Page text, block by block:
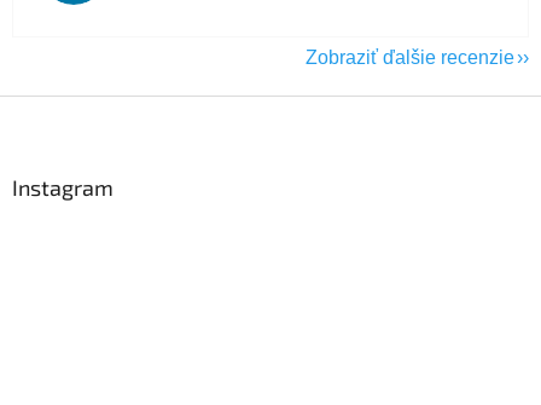
Zobraziť ďalšie recenzie
Instagram